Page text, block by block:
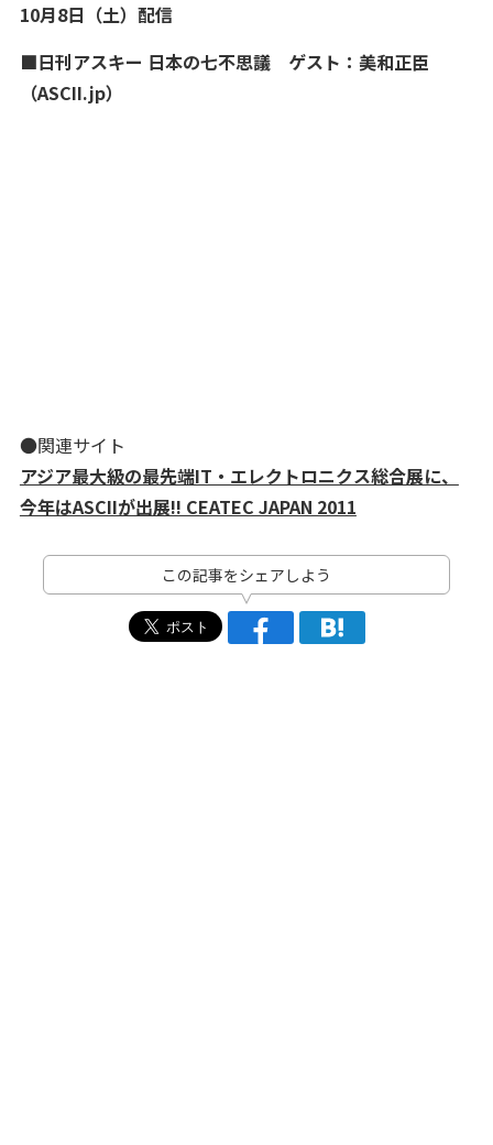
10月8日（土）配信
■日刊アスキー 日本の七不思議 ゲスト：美和正臣
（ASCII.jp）
●関連サイト
アジア最大級の最先端IT・エレクトロニクス総合展に、
今年はASCIIが出展!! CEATEC JAPAN 2011
この記事をシェアしよう